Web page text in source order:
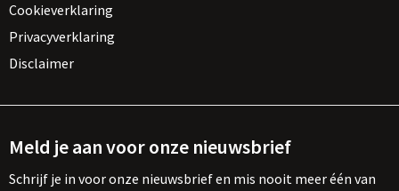
Cookieverklaring
Privacyverklaring
Disclaimer
Meld je aan voor onze nieuwsbrief
Schrijf je in voor onze nieuwsbrief en mis nooit meer één van